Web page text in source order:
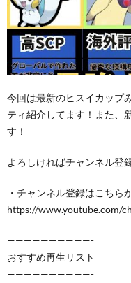
今回は最新のヒスイカップ
ティ紹介してます！また、
す！
よろしければチャンネル登
・チャンネル登録はこちら
https://www.youtube.com/
——————————-
おすすめ再生リスト
——————————-